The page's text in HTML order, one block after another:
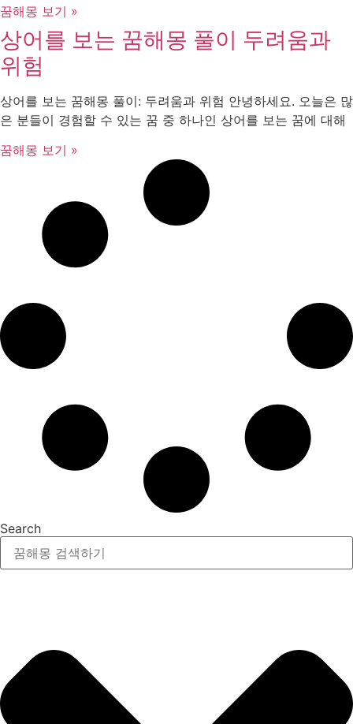
꿈해몽 보기 »
상어를 보는 꿈해몽 풀이 두려움과
위험
상어를 보는 꿈해몽 풀이: 두려움과 위험 안녕하세요. 오늘은 많
은 분들이 경험할 수 있는 꿈 중 하나인 상어를 보는 꿈에 대해
꿈해몽 보기 »
Search